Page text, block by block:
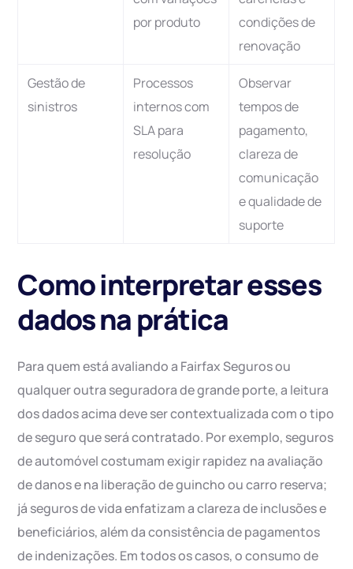
por produto
condições de
renovação
Gestão de
sinistros
Processos
internos com
SLA para
resolução
Observar
tempos de
pagamento,
clareza de
comunicação
e qualidade de
suporte
Como interpretar esses
dados na prática
Para quem está avaliando a Fairfax Seguros ou
qualquer outra seguradora de grande porte, a leitura
dos dados acima deve ser contextualizada com o tipo
de seguro que será contratado. Por exemplo, seguros
de automóvel costumam exigir rapidez na avaliação
de danos e na liberação de guincho ou carro reserva;
já seguros de vida enfatizam a clareza de inclusões e
beneficiários, além da consistência de pagamentos
de indenizações. Em todos os casos, o consumo de